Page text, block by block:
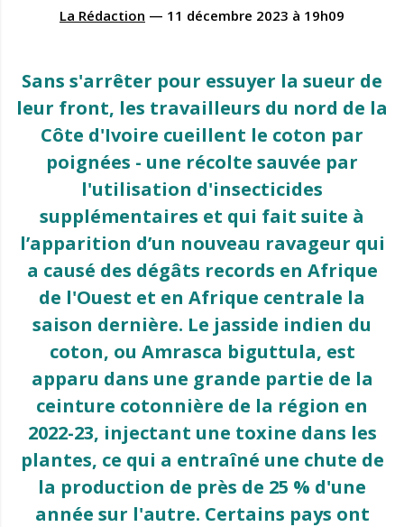
La Rédaction — 11 décembre 2023 à 19h09
Sans s'arrêter pour essuyer la sueur de
leur front, les travailleurs du nord de la
Côte d'Ivoire cueillent le coton par
poignées - une récolte sauvée par
l'utilisation d'insecticides
supplémentaires et qui fait suite à
l’apparition d’un nouveau ravageur qui
a causé des dégâts records en Afrique
de l'Ouest et en Afrique centrale la
saison dernière. Le jasside indien du
coton, ou Amrasca biguttula, est
apparu dans une grande partie de la
ceinture cotonnière de la région en
2022-23, injectant une toxine dans les
plantes, ce qui a entraîné une chute de
la production de près de 25 % d'une
année sur l'autre. Certains pays ont